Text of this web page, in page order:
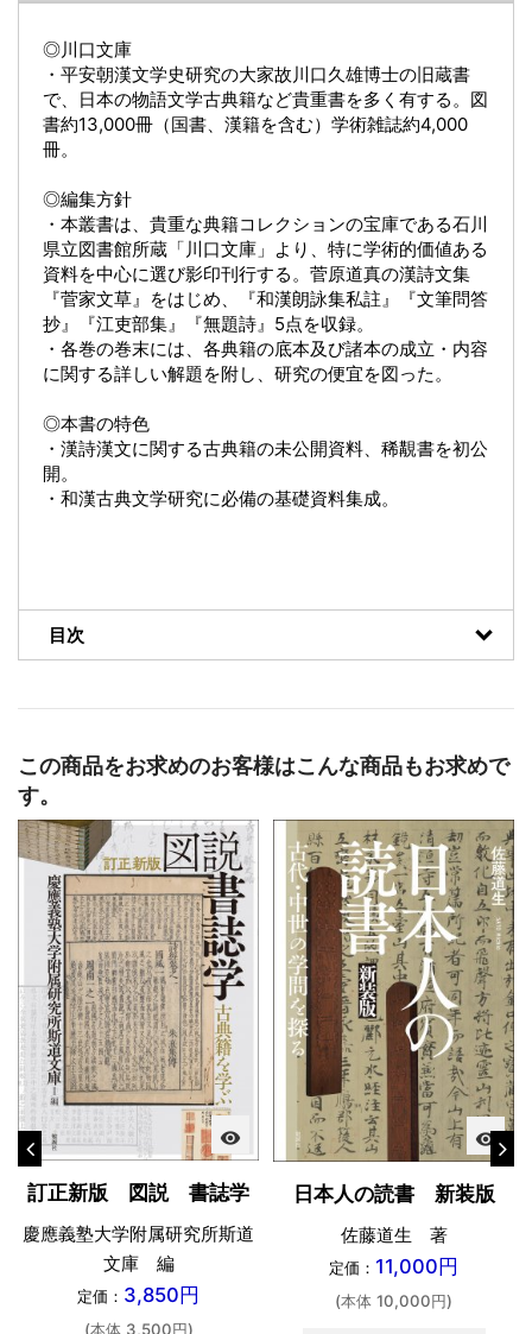
◎川口文庫
・平安朝漢文学史研究の大家故川口久雄博士の旧蔵書
で、日本の物語文学古典籍など貴重書を多く有する。図
書約13,000冊（国書、漢籍を含む）学術雑誌約4,000
冊。
◎編集方針
・本叢書は、貴重な典籍コレクションの宝庫である石川
県立図書館所蔵「川口文庫」より、特に学術的価値ある
資料を中心に選び影印刊行する。菅原道真の漢詩文集
『菅家文草』をはじめ、『和漢朗詠集私註』『文筆問答
抄』『江吏部集』『無題詩』5点を収録。
・各巻の巻末には、各典籍の底本及び諸本の成立・内容
に関する詳しい解題を附し、研究の便宜を図った。
◎本書の特色
・漢詩漢文に関する古典籍の未公開資料、稀覯書を初公
開。
・和漢古典文学研究に必備の基礎資料集成。
目次
この商品をお求めのお客様はこんな商品もお求めで
す。
visibility
訂正新版 図説 書誌学
慶應義塾大学附属研究所斯道
文庫 編
定価： 3,850円
(本体 3,500円)
visibility
日本人の読書 新装版
佐藤道生 著
定価： 11,000円
(本体 10,000円)